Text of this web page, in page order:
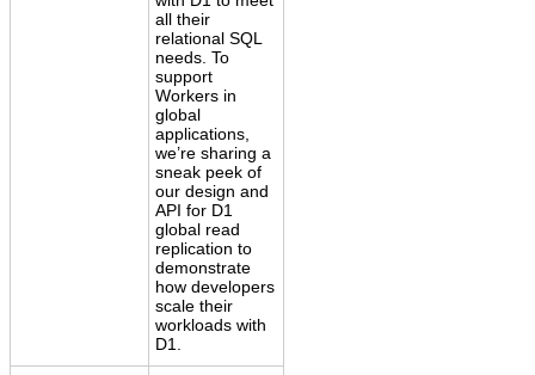
all their
relational SQL
needs. To
support
Workers in
global
applications,
we’re sharing a
sneak peek of
our design and
API for D1
global read
replication to
demonstrate
how developers
scale their
workloads with
D1.